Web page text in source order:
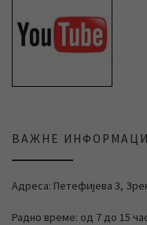
ВАЖНЕ
Адреса: Петефијева 3,
Радно време: од 7 до 15